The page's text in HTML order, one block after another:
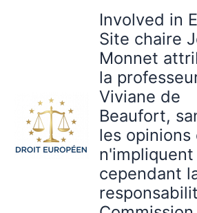
Involved in
Site chaire
Monnet
la
Viviane de
Beaufort,
les opinions
n'impliquent
cependant